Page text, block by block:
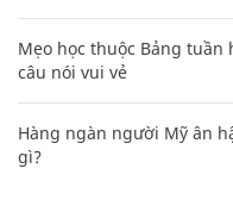
Mẹo học thuộc Bảng
câu nói vui vẻ
Hàng ngàn người Mỹ ân
gì?